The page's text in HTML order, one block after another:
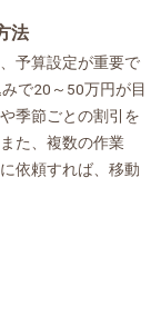
法
予算設定が重要で
で20～50万円が目
季節ごとの割引を
た、複数の作業
依頼すれば、移動